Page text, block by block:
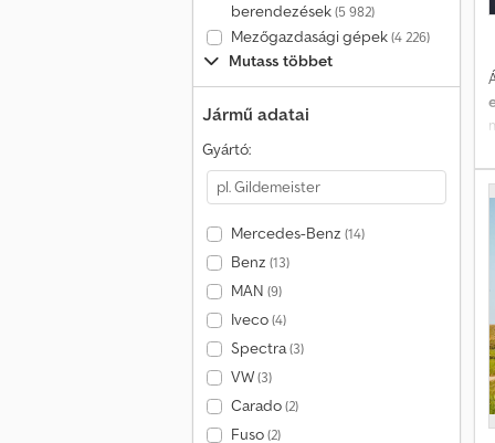
berendezések(5 982)
Mezőgazdasági gépek(4 226)
Mutass többet
Jármű adatai
Gyártó:
Mercedes-Benz (14)
Benz (13)
MAN (9)
Iveco(4)
Spectra(3)
VW(3)
Carado(2)
Fuso(2)